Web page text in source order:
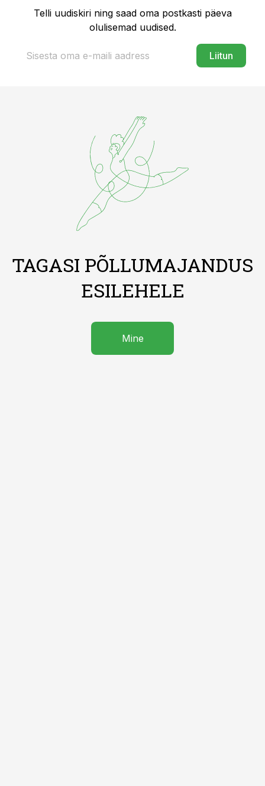
Telli uudiskiri ning saad oma postkasti päeva
olulisemad uudised.
Liitun
TAGASI PÕLLUMAJANDUS
ESILEHELE
Mine